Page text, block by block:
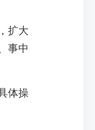
扩大
事中
体操